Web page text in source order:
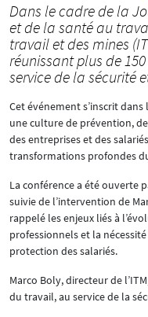
Dans le cadre de la
et de la santé au
travail et des mines
réunissant plus de
service de la sécurité
Cet événement s’inscrit
une culture de prévention,
des entreprises et des
transformations profondes
La conférence a été ouverte
suivie de l’intervention de
rappelé les enjeux liés à
professionnels et la
protection des salariés.
Marco Boly, directeur de
du travail, au service de la